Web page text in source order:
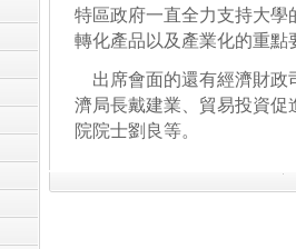
特區政府一直全力支持大
轉化產品以及產業化的重點
出席會面的還有經濟財政
濟局長戴建業、貿易投資
院院士劉良等。